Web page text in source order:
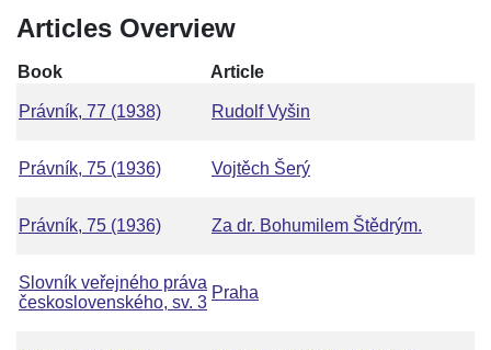
Articles Overview
Book Article
Právník, 77 (1938) Rudolf Vyšin
Právník, 75 (1936) Vojtěch Šerý
Právník, 75 (1936) Za dr. Bohumilem Štědrým.
Slovník veřejného práva
československého, sv. 3
Praha